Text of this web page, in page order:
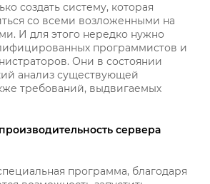
создать систему, которая
со всеми возложенными на
И для этого нередко нужно
программистов и
Они в состоянии
анализ существующей
требований, выдвигаемых
сервера
программа, благодаря